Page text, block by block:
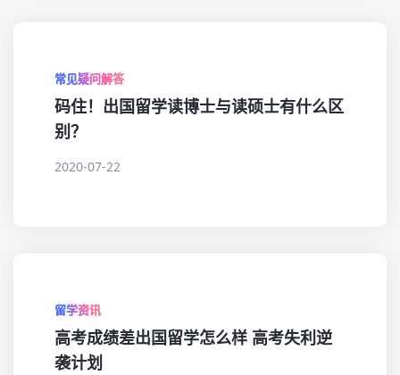
常见疑问解答
码住！出国留学读博士与读硕士有什么区
别？
2020-07-22
留学资讯
高考成绩差出国留学怎么样 高考失利逆
袭计划